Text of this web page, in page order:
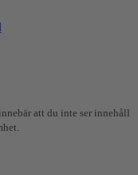
att du inte ser innehåll